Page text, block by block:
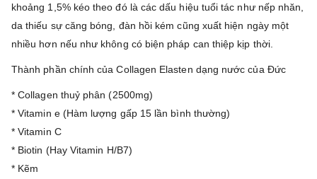
khoảng 1,5% kéo theo đó là các dấu hiệu tuổi tác như nếp nhăn,
da thiếu sự căng bóng, đàn hồi kém cũng xuất hiện ngày một
nhiều hơn nếu như không có biện pháp can thiệp kịp thời.
Thành phần chính của Collagen Elasten dạng nước của Đức
* Collagen thuỷ phân (2500mg)
* Vitamin e (Hàm lượng gấp 15 lần bình thường)
* Vitamin C
* Biotin (Hay Vitamin H/B7)
* Kẽm